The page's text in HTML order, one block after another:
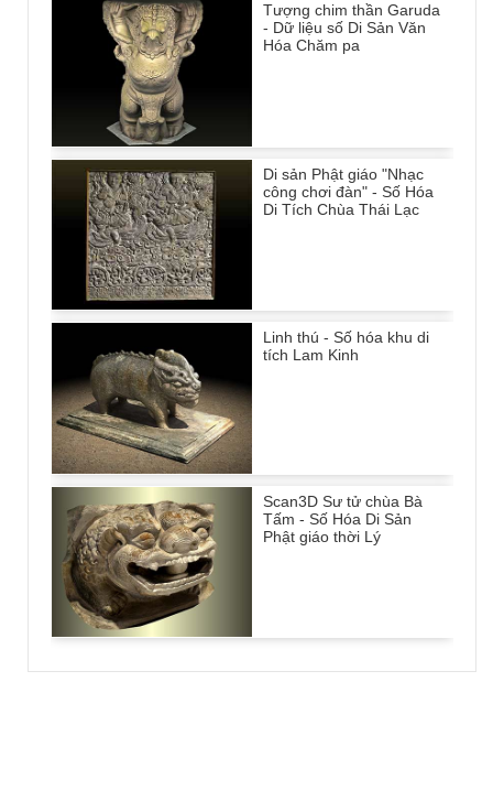
Tượng chim thần Garuda
- Dữ liệu số Di Sản Văn
Hóa Chăm pa
Di sản Phật giáo "Nhạc
công chơi đàn" - Số Hóa
Di Tích Chùa Thái Lạc
Linh thú - Số hóa khu di
tích Lam Kinh
Scan3D Sư tử chùa Bà
Tấm - Số Hóa Di Sản
Phật giáo thời Lý